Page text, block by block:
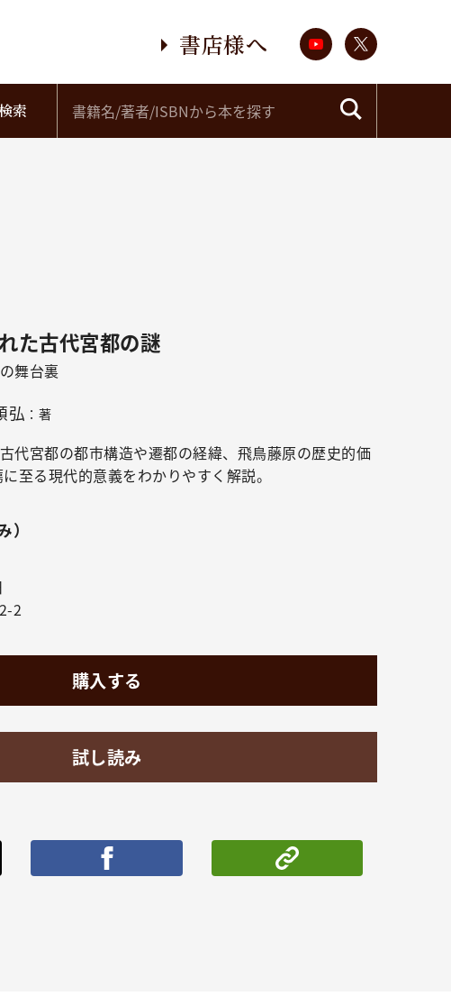
書店様へ
索
た古代宮都の謎
舞台裏
弘 ：著
代宮都の都市構造や遷都の経緯、飛鳥藤原の歴史的価
至る現代的意義をわかりやすく解説。
2
購入する
試し読み
ポストする シェアする